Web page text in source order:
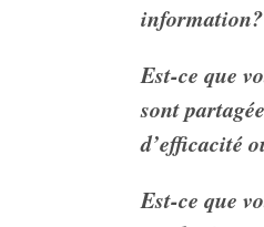
information?
Est-ce que
sont
d’efficacité
Est-ce que